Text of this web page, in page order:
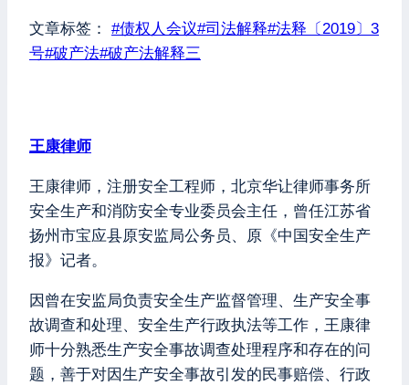
文章标签： #债权人会议#司法解释#法释〔2019〕3
号#破产法#破产法解释三
王康律师
王康律师，注册安全工程师，北京华让律师事务所
安全生产和消防安全专业委员会主任，曾任江苏省
扬州市宝应县原安监局公务员、原《中国安全生产
报》记者。
因曾在安监局负责安全生产监督管理、生产安全事
故调查和处理、安全生产行政执法等工作，王康律
师十分熟悉生产安全事故调查处理程序和存在的问
题，善于对因生产安全事故引发的民事赔偿、行政